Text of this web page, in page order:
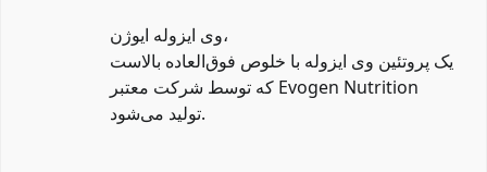
وی ایزوله ایوژن،
یک پروتئین وی ایزوله با خلوص فوق‌العاده بالاست
که توسط شرکت معتبر Evogen Nutrition
تولید می‌شود.